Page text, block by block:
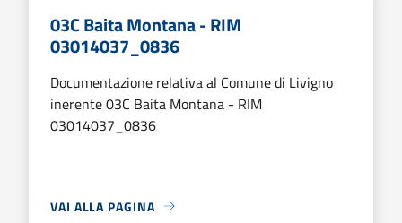
03C Baita Montana - RIM
03014037_0836
Documentazione relativa al Comune di Livigno
inerente 03C Baita Montana - RIM
03014037_0836
VAI ALLA PAGINA